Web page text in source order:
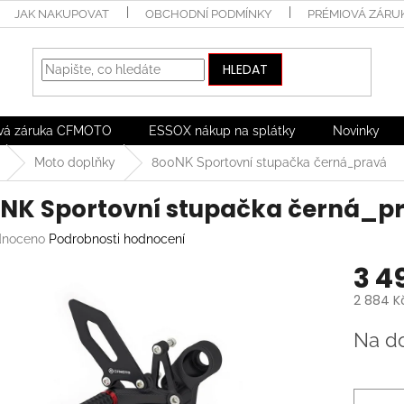
JAK NAKUPOVAT OBCHODNÍ PODMÍNKY PRÉMIOVÁ
HLEDAT
záruka CFMOTO ESSOX nákup na splátky Novinky
Moto doplňky 800NK Sportovní stupačka černá_pravá
Sportovní stupačka
Podrobnosti hodnocení
3
2 884
cena:
Na